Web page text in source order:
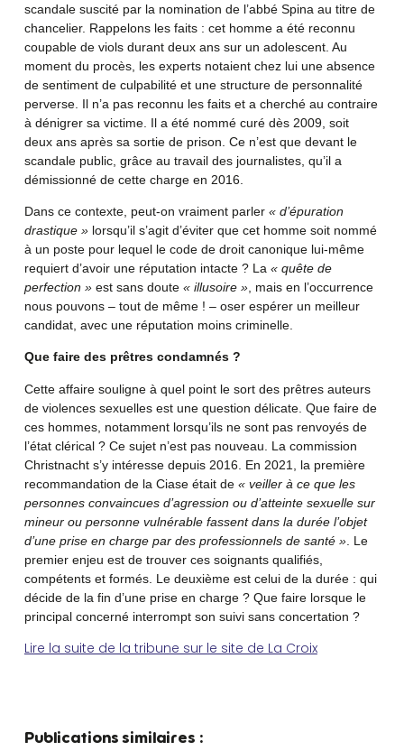
scandale suscité par la nomination de l’abbé Spina au titre de
chancelier. Rappelons les faits : cet homme a été reconnu
coupable de viols durant deux ans sur un adolescent. Au
moment du procès, les experts notaient chez lui une absence
de sentiment de culpabilité et une structure de personnalité
perverse. Il n’a pas reconnu les faits et a cherché au contraire
à dénigrer sa victime. Il a été nommé curé dès 2009, soit
deux ans après sa sortie de prison. Ce n’est que devant le
scandale public, grâce au travail des journalistes, qu’il a
démissionné de cette charge en 2016.
Dans ce contexte, peut-on vraiment parler « d’épuration
drastique »lorsqu’il s’agit d’éviter que cet homme soit nommé
à un poste pour lequel le code de droit canonique lui-même
requiert d’avoir une réputation intacte ? La « quête de
perfection »est sans doute « illusoire », mais en l’occurrence
nous pouvons – tout de même ! – oser espérer un meilleur
candidat, avec une réputation moins criminelle.
Que faire des prêtres condamnés ?
Cette affaire souligne à quel point le sort des prêtres auteurs
de violences sexuelles est une question délicate. Que faire de
ces hommes, notamment lorsqu’ils ne sont pas renvoyés de
l’état clérical ? Ce sujet n’est pas nouveau. La commission
Christnacht s’y intéresse depuis 2016. En 2021, la première
recommandation de la Ciase était de « veiller à ce que les
personnes convaincues d’agression ou d’atteinte sexuelle sur
mineur ou personne vulnérable fassent dans la durée l’objet
d’une prise en charge par des professionnels de santé ». Le
premier enjeu est de trouver ces soignants qualifiés,
compétents et formés. Le deuxième est celui de la durée : qui
décide de la fin d’une prise en charge ? Que faire lorsque le
principal concerné interrompt son suivi sans concertation ?
Lire la suite de la tribune sur le site de La Croix
Publications similaires :